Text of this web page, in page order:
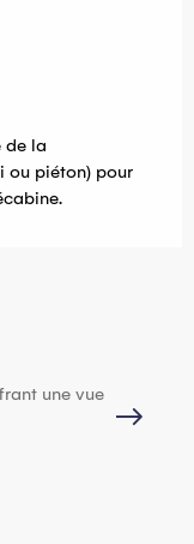
de la
ou piéton) pour
une vue